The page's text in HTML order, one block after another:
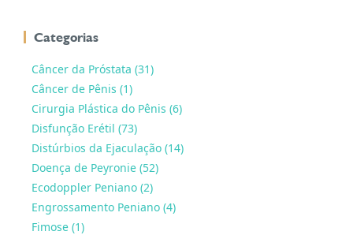
Categorias
Câncer da Próstata (31)
Câncer de Pênis (1)
Cirurgia Plástica do Pênis (6)
Disfunção Erétil (73)
Distúrbios da Ejaculação (14)
Doença de Peyronie (52)
Ecodoppler Peniano (2)
Engrossamento Peniano (4)
Fimose (1)